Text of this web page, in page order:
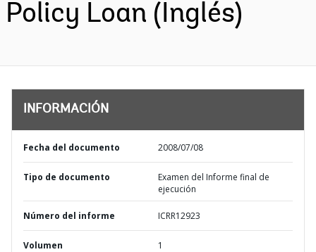
Policy Loan (Inglés)
INFORMACIÓN
Fecha del documento 2008/07/08
Tipo de documento
Examen del Informe final de
ejecución
Número del informe ICRR12923
Volumen 1